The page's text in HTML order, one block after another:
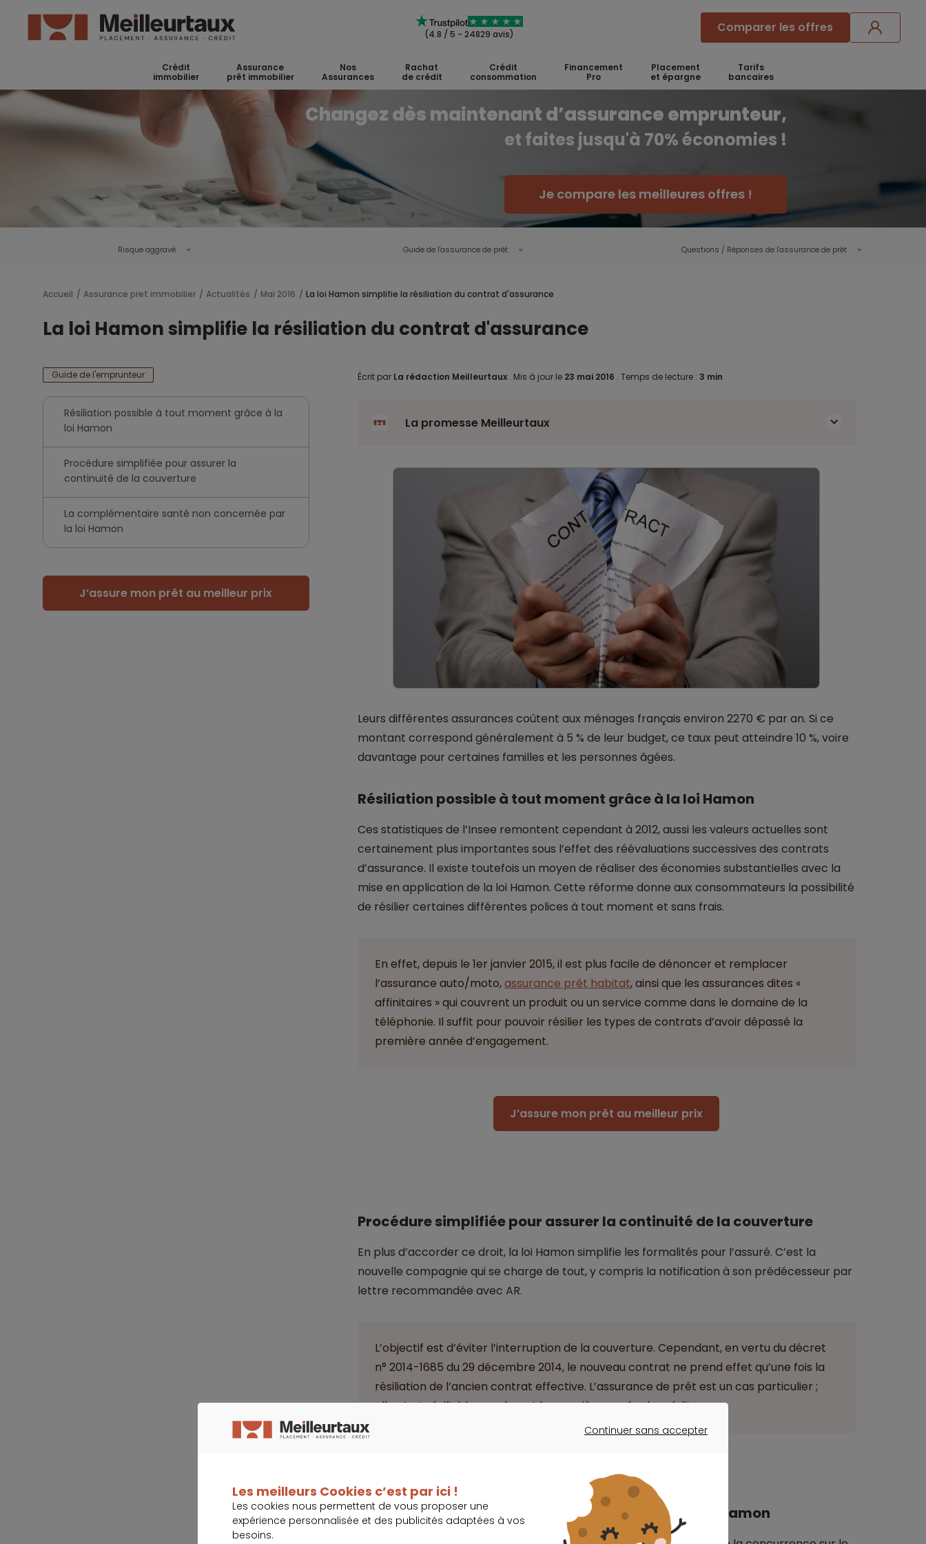
(4.8 / 5 - 24829 avis) Comparer les offres
Crédit
immobilier
Assurance
prêt immobilier
Nos
Assurances
Rachat
de crédit
Crédit
consommation
Financement
Pro
Placement
et épargne
Tarifs
bancaires
Changez dès maintenant d’assurance emprunteur,
et faites jusqu'à 70% économies !
Je compare les meilleures offres !
Risque aggravé Guide de l'assurance de prêt Questions / Réponses de l'assurance de prêt
Accueil Assurance pret immobilier Actualités Mai 2016 La loi Hamon simplifie la résiliation du contrat d'assurance
La loi Hamon simplifie la résiliation du contrat d'assurance
Guide de l'emprunteur
Résiliation possible à tout moment grâce à la
loi Hamon
Procédure simplifiée pour assurer la
continuité de la couverture
La complémentaire santé non concernée par
la loi Hamon
J’assure mon prêt au meilleur prix
Écrit par La rédaction Meilleurtaux . Mis à jour le 23 mai 2016 . Temps de lecture : 3 min
La promesse Meilleurtaux
Leurs différentes assurances coûtent aux ménages français environ 2270 € par an. Si ce
montant correspond généralement à 5 % de leur budget, ce taux peut atteindre 10 %, voire
davantage pour certaines familles et les personnes âgées.
Résiliation possible à tout moment grâce à la loi Hamon
Ces statistiques de l’Insee remontent cependant à 2012, aussi les valeurs actuelles sont
certainement plus importantes sous l’effet des réévaluations successives des contrats
d’assurance. Il existe toutefois un moyen de réaliser des économies substantielles avec la
mise en application de la loi Hamon. Cette réforme donne aux consommateurs la possibilité
de résilier certaines différentes polices à tout moment et sans frais.
En effet, depuis le 1er janvier 2015, il est plus facile de dénoncer et remplacer
l’assurance auto/moto,assurance prêt habitat, ainsi que les assurances dites «
affinitaires » qui couvrent un produit ou un service comme dans le domaine de la
téléphonie. Il suffit pour pouvoir résilier les types de contrats d’avoir dépassé la
première année d’engagement.
J’assure mon prêt au meilleur prix
Procédure simplifiée pour assurer la continuité de la couverture
En plus d’accorder ce droit, la loi Hamon simplifie les formalités pour l’assuré. C’est la
nouvelle compagnie qui se charge de tout, y compris la notification à son prédécesseur par
lettre recommandée avec AR.
L’objectif est d’éviter l’interruption de la couverture. Cependant, en vertu du décret
n° 2014-1685 du 29 décembre 2014, le nouveau contrat ne prend effet qu’une fois la
résiliation de l’ancien contrat effective. L’assurance de prêt est un cas particulier ;
elle n’est résiliable que durant la première année du crédit.
La complémentaire santé non concernée par la loi Hamon
Continuer sans accepter
Les meilleurs Cookies c’est par ici !
Les cookies nous permettent de vous proposer une
expérience personnalisée et des publicités adaptées à vos
besoins.